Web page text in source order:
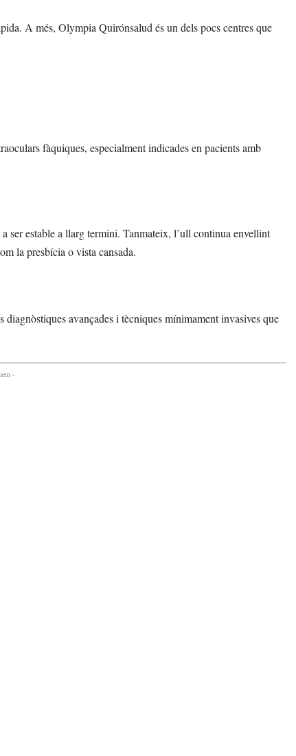
A més, Olympia Quirónsalud és un dels pocs centres que
fàquiques, especialment indicades en pacients amb
ser estable a llarg termini. Tanmateix, l’ull continua envellint
la presbícia o vista cansada.
avançades i tècniques mínimament invasives que
-